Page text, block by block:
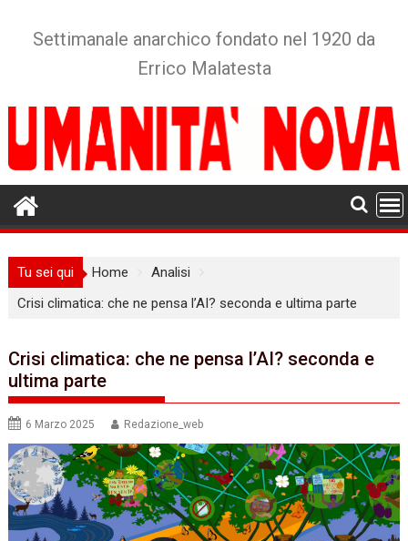
Settimanale anarchico fondato nel 1920 da
Errico Malatesta
Tu sei qui Home
Analisi
Crisi climatica: che ne pensa l’AI? seconda e ultima parte
Crisi climatica: che ne pensa l’AI? seconda e
ultima parte
6 Marzo 2025 Redazione_web